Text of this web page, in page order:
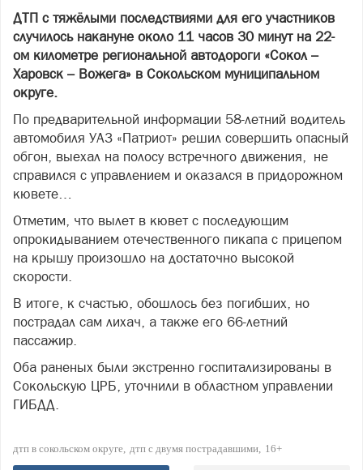
ДТП с тяжёлыми последствиями для его участников
случилось накануне около 11 часов 30 минут на 22-
ом километре региональной автодороги «Сокол –
Харовск – Вожега» в Сокольском муниципальном
округе.
По предварительной информации 58-летний водитель
автомобиля УАЗ «Патриот» решил совершить опасный
обгон, выехал на полосу встречного движения, не
справился с управлением и оказался в придорожном
кювете…
Отметим, что вылет в кювет с последующим
опрокидыванием отечественного пикапа с прицепом
на крышу произошло на достаточно высокой
скорости.
В итоге, к счастью, обошлось без погибших, но
пострадал сам лихач, а также его 66-летний
пассажир.
Оба раненых были экстренно госпитализированы в
Сокольскую ЦРБ, уточнили в областном управлении
ГИБДД.
дтп в сокольском округе дтп с двумя пострадавшими 16+